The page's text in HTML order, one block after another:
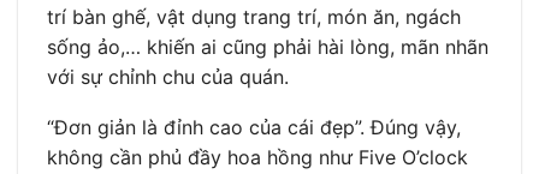
trí bàn ghế, vật dụng trang trí, món ăn, ngách
sống ảo,… khiến ai cũng phải hài lòng, mãn nhãn
với sự chỉnh chu của quán.
“Đơn giản là đỉnh cao của cái đẹp”. Đúng vậy,
không cần phủ đầy hoa hồng như Five O’clock